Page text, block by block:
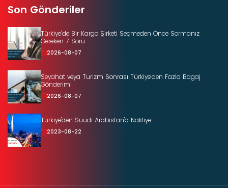
Son Gönderiler
Türkiye’de Bir Kargo Şirketi Seçmeden Önce Sormanız
Gereken 7 Soru
2026-08-07
Seyahat veya Turizm Sonrası Türkiye’den Fazla Bagaj
Gönderimi
2026-08-07
Türkiye'den Suudi Arabistan'a Nakliye
2023-08-22